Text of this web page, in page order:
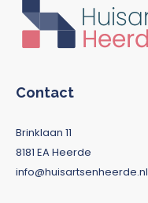
Contact
Brinklaan 11
8181 EA Heerde
info@huisartsenheerde.nl